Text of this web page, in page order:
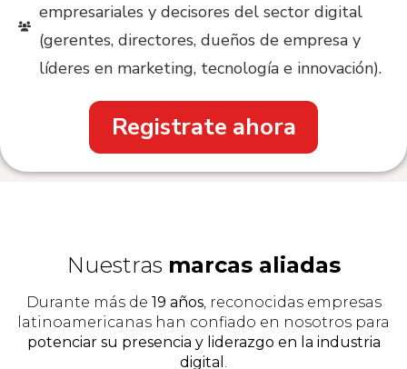
empresariales y decisores del sector digital
(gerentes, directores, dueños de empresa y
líderes en marketing, tecnología e innovación).
Registrate ahora
Nuestras marcas aliadas
Durante más de 19 años, reconocidas empresas
latinoamericanas han confiado en nosotros para
potenciar su presencia y liderazgo en la industria
digital .